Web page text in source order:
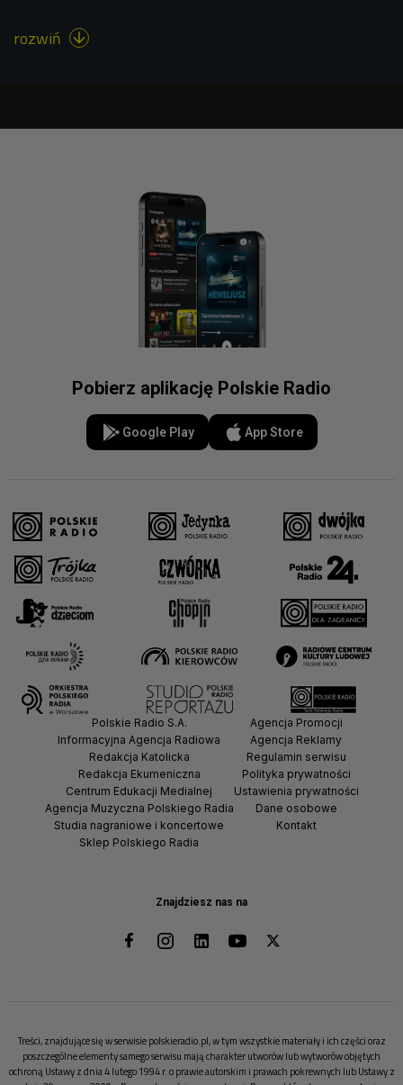
rozwiń 
Pobierz aplikację Polskie Radio
Google Play App Store
Znajdziesz nas na
Polskie Radio S.A.
Informacyjna Agencja Radiowa
Redakcja Katolicka
Redakcja Ekumeniczna
Centrum Edukacji Medialnej
Agencja Muzyczna Polskiego Radia
Studia nagraniowe i koncertowe
Sklep Polskiego Radia
Agencja Promocji
Agencja Reklamy
Regulamin serwisu
Polityka prywatności
Ustawienia prywatności
Dane osobowe
Kontakt
Treści, znajdujące się w serwisie polskieradio.pl, w tym wszystkie materiały i ich części oraz
poszczególne elementy samego serwisu mają charakter utworów lub wytworów objętych
ochroną Ustawy z dnia 4 lutego 1994 r. o prawie autorskim i prawach pokrewnych lub Ustawy z